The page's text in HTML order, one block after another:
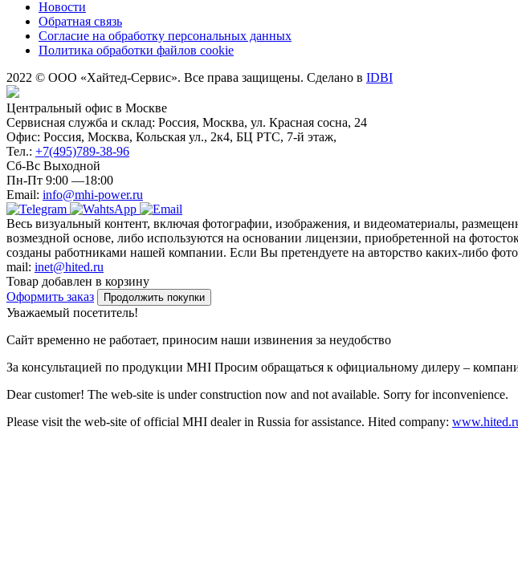
Новости
Обратная связь
Согласие на обработку персональных данных
Политика обработки файлов cookie
2022 © ООО «Хайтед-Сервис». Все права защищены. Сделано в IDBI
Центральный офис в Москве
Сервисная служба и склад: Россия, Москва, ул. Красная сосна, 24
Офис: Россия, Москва, Кольская ул., 2к4, БЦ РТС, 7-й этаж,
Тел.: +7(495)789-38-96
Сб-Вс Выходной
Пн-Пт 9:00 —18:00
Email: info@mhi-power.ru
Весь визуальный контент, включая фотографии, изображения, и видеоматериалы,
возмездной основе, либо используются на основании лицензии, приобретенной на
созданы работниками нашей компании. Если Вы претендуете на авторство каких-либо
mail: inet@hited.ru
Товар добавлен в корзину
Оформить заказ
Продолжить покупки
Уважаемый посетитель!
Сайт временно не работает, приносим наши извинения за неудобство
За консультацией по продукции MHI Просим обращаться к официальному дилеру –
Dear customer! The web-site is under construction now and not available. Sorry for inconvenience.
Please visit the web-site of official MHI dealer in Russia for assistance. Hited company: